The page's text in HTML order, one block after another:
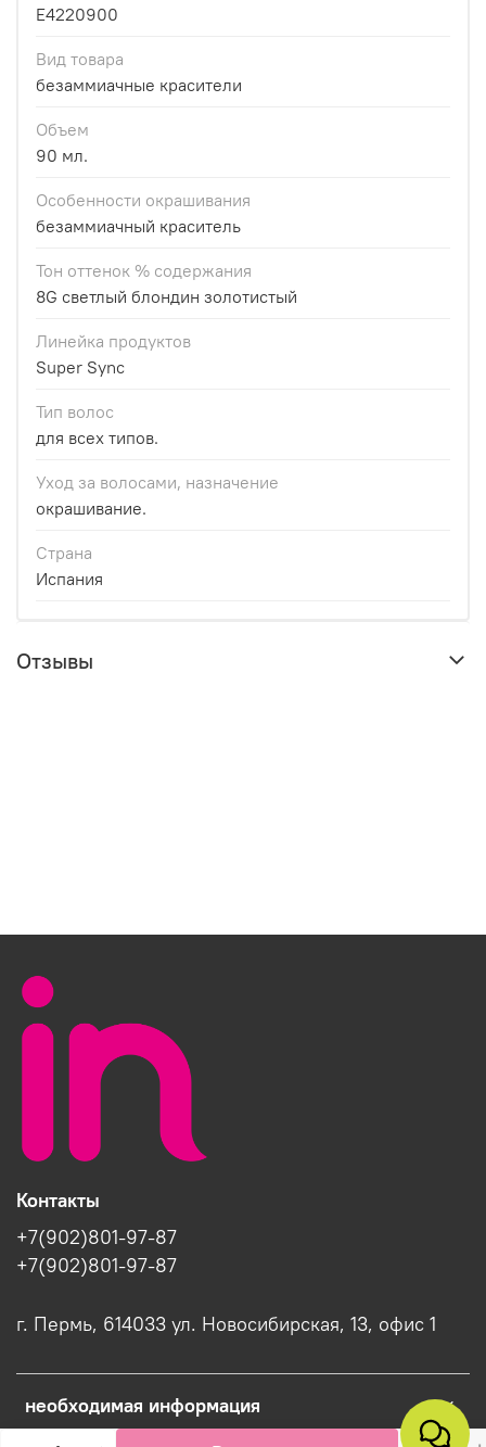
E4220900
Вид товара
безаммиачные красители
Объем
90 мл.
Особенности окрашивания
безаммиачный краситель
Тон оттенок % содержания
8G светлый блондин золотистый
Линейка продуктов
Super Sync
Тип волос
для всех типов.
Уход за волосами, назначение
окрашивание.
Страна
Испания
Отзывы
необходимая информация
Контакты
+7(902)801-97-87
+7(902)801-97-87
г. Пермь, 614033 ул. Новосибирская, 13, офис 1